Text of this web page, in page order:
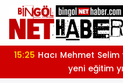
15:25
yeni eğitim